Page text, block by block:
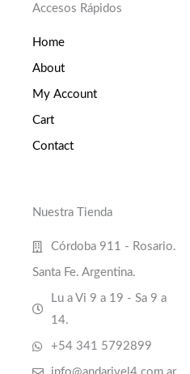
Accesos Rápidos
Home
About
My Account
Cart
Contact
Nuestra Tienda
Córdoba 911 - Rosario.
Santa Fe. Argentina.
Lu a Vi 9 a 19 - Sa 9 a
14.
+54 341 5792899